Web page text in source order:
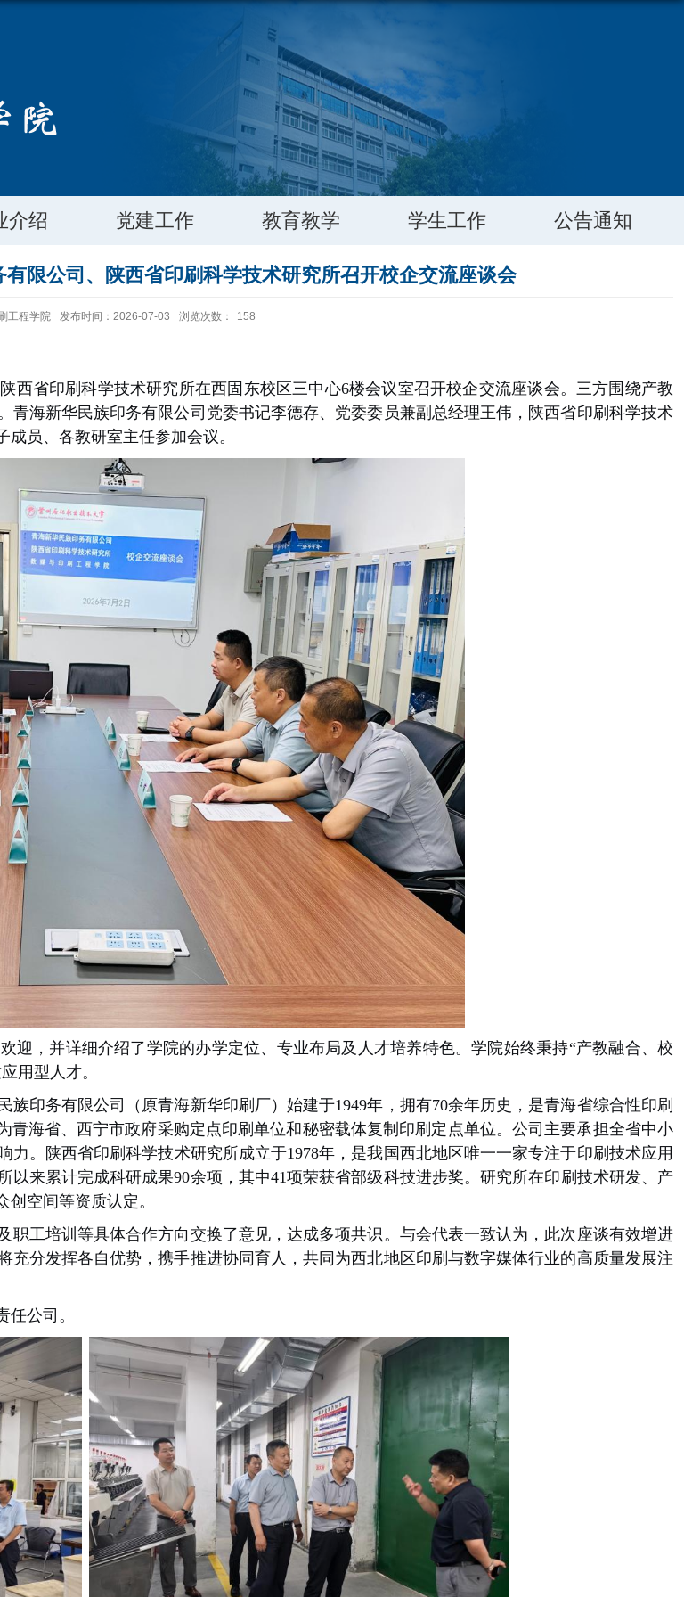
介绍 党建工作 教育教学 学生工作 公告通知
限公司、陕西省印刷科学技术研究所召开校企交流座谈会
工程学院 发布时间：2026-07-03 浏览次数： 158
西省印刷科学技术研究所在西固东校区三中心6楼会议室召开校企交流座谈会。三方围绕产教
海新华民族印务有限公司党委书记李德存、党委委员兼副总经理王伟，陕西省印刷科学技术
员、各教研室主任参加会议。
迎，并详细介绍了学院的办学定位、专业布局及人才培养特色。学院始终秉持“产教融合、校
用型人才。
印务有限公司（原青海新华印刷厂）始建于1949年，拥有70余年历史，是青海省综合性印刷
海省、西宁市政府采购定点印刷单位和秘密载体复制印刷定点单位。公司主要承担全省中小
。陕西省印刷科学技术研究所成立于1978年，是我国西北地区唯一一家专注于印刷技术应用
来累计完成科研成果90余项，其中41项荣获省部级科技进步奖。研究所在印刷技术研发、产
空间等资质认定。
工培训等具体合作方向交换了意见，达成多项共识。与会代表一致认为，此次座谈有效增进
分发挥各自优势，携手推进协同育人，共同为西北地区印刷与数字媒体行业的高质量发展注
公司。